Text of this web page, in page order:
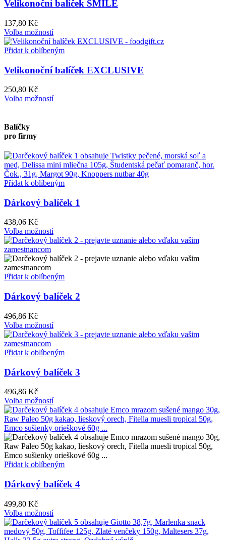
Velikonoční balíček SMILE
137,80 Kč
Volba možností
Přidat k oblíbeným
Velikonoční balíček EXCLUSIVE
250,80 Kč
Volba možností
Balíčky
pro firmy
Přidat k oblíbeným
Dárkový balíček 1
438,06 Kč
Volba možností
Přidat k oblíbeným
Dárkový balíček 2
496,86 Kč
Volba možností
Přidat k oblíbeným
Dárkový balíček 3
496,86 Kč
Volba možností
Přidat k oblíbeným
Dárkový balíček 4
499,80 Kč
Volba možností